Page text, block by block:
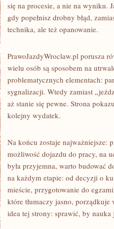
się na procesie, a nie na wyniku.
gdy popełnisz drobny błąd,
technika, ale też opanowanie.
PrawoJazdyWroclaw.pl porusza
wielu osób są sposobem na
problematycznych elementach:
sygnalizacji. Wtedy zamiast
aż stanie się pewne. Strona
kolejny wydatek.
Na końcu zostaje najważniejsze:
możliwość dojazdu do pracy, na
była przyjemna, warto budować
na każdym etapie: od decyzji o
mieście, przygotowanie do
które tłumaczy jasno, porządkuje
idea tej strony: sprawić, by